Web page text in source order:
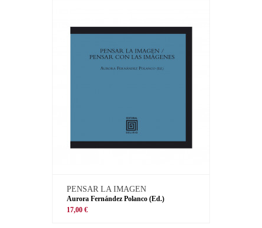
PENSAR LA IMAGEN
Aurora Fernández Polanco (Ed.)
17,00 €